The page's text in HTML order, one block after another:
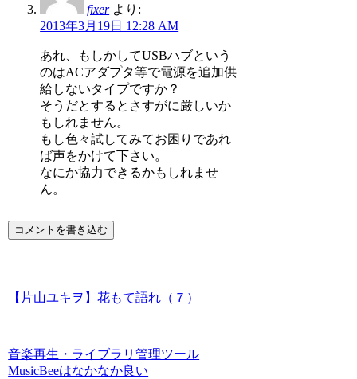
fixer より:
2013年3月19日 12:28 AM
あれ、もしかしてUSBハブという
のはACアダプタ等で電源を追加供
給しないタイプですか？
そうだとするとさすがに厳しいか
もしれません。
もし色々試してみてお困りであれ
ば声をかけて下さい。
なにか協力できるかもしれませ
ん。
コメントを書き込む
【片山ユキヲ】花もて語れ（７）
音楽再生・ライブラリ管理ツール
MusicBeeはなかなか良い